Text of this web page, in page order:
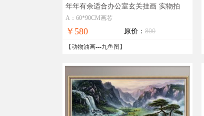
年年有余适合办公室玄关挂画 实物拍
摄，现货图片，在线支付，全国免邮
A：60*90CM画芯
￥580 原价： 800
【动物油画---九鱼图 】